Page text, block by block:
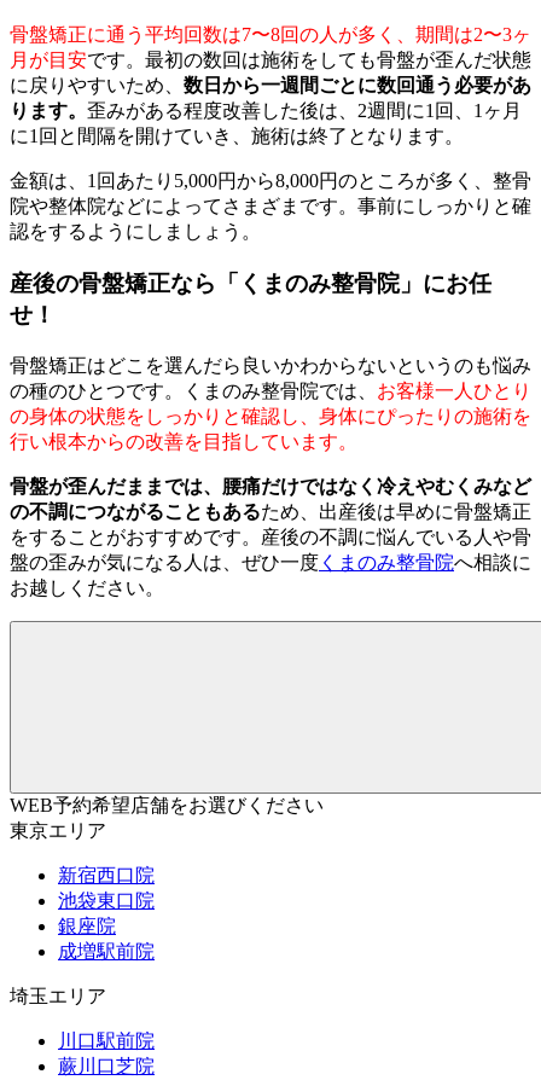
骨盤矯正に通う平均回数は7〜8回の人が多く、期間は2〜3ヶ
月が目安です。最初の数回は施術をしても骨盤が歪んだ状態
に戻りやすいため、 数日から一週間ごとに数回通う必要があ
ります。 歪みがある程度改善した後は、2週間に1回、1ヶ月
に1回と間隔を開けていき、施術は終了となります。
金額は、1回あたり5,000円から8,000円のところが多く、整骨
院や整体院などによってさまざまです。事前にしっかりと確
認をするようにしましょう。
産後の骨盤矯正なら「くまのみ整骨院」にお任
せ！
骨盤矯正はどこを選んだら良いかわからないというのも悩み
の種のひとつです。くまのみ整骨院では、 お客様一人ひとり
の身体の状態をしっかりと確認し、身体にぴったりの施術を
行い根本からの改善を目指しています。
骨盤が歪んだままでは、腰痛だけではなく冷えやむくみなど
の不調につながることもあるため、出産後は早めに骨盤矯正
をすることがおすすめです。産後の不調に悩んでいる人や骨
盤の歪みが気になる人は、ぜひ一度 くまのみ整骨院へ相談に
お越しください。
WEB予約希望店舗をお選びください
東京エリア
新宿西口院
池袋東口院
銀座院
成増駅前院
埼玉エリア
川口駅前院
蕨川口芝院